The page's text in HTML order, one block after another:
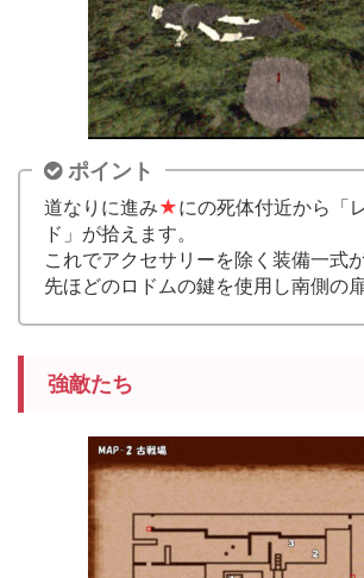
ポイント
道なりに進み★にの死体付近から「
ド」が拾えます。
これでアクセサリーを除く装備一式
先ほどのロドムの鍵を使用し南側の
強敵たち